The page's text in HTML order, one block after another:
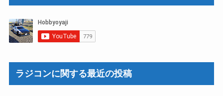
ラジコンに関する最近の投稿